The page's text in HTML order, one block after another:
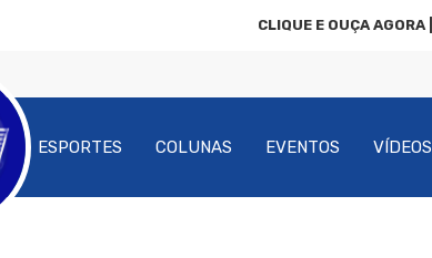
CLIQUE E OUÇA AGORA |
ESPORTES COLUNAS EVENTOS VÍDEOS